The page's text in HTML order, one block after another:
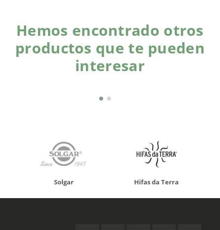
Hemos encontrado otros
productos que te pueden
interesar
Hifas da Terra